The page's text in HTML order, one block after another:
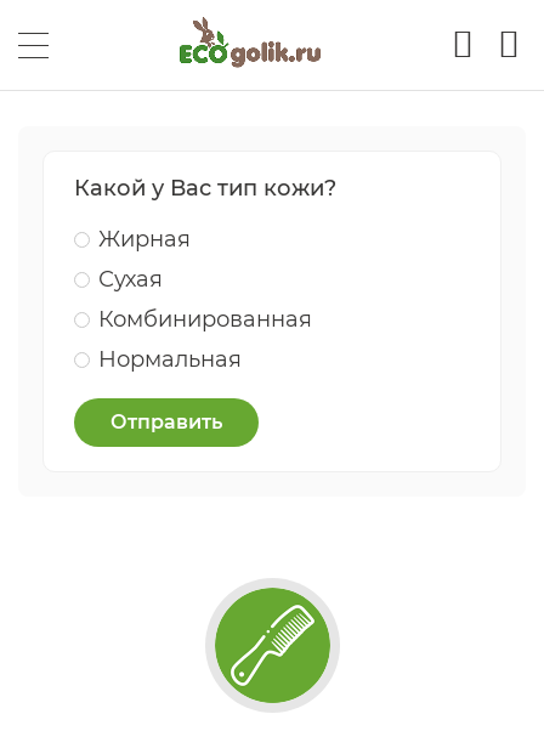
Какой у Вас тип кожи?
Жирная
Сухая
Комбинированная
Нормальная
Отправить